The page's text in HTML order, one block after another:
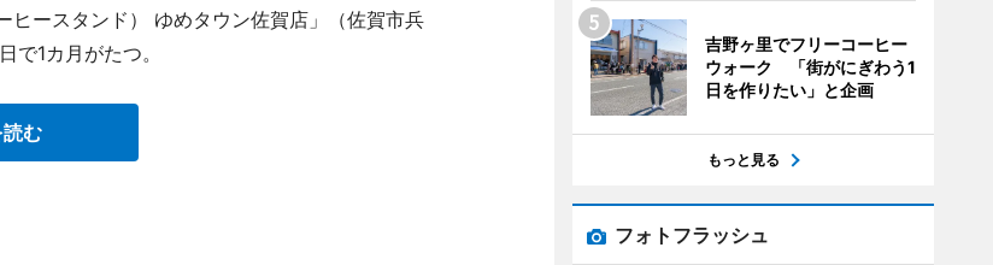
ヒースタンド） ゆめタウン佐賀店」（佐賀市兵
1カ月がたつ。
む
吉野ヶ里でフリーコーヒー
ウォーク 「街がにぎわう1
日を作りたい」と企画
もっと見る
フォトフラッシュ